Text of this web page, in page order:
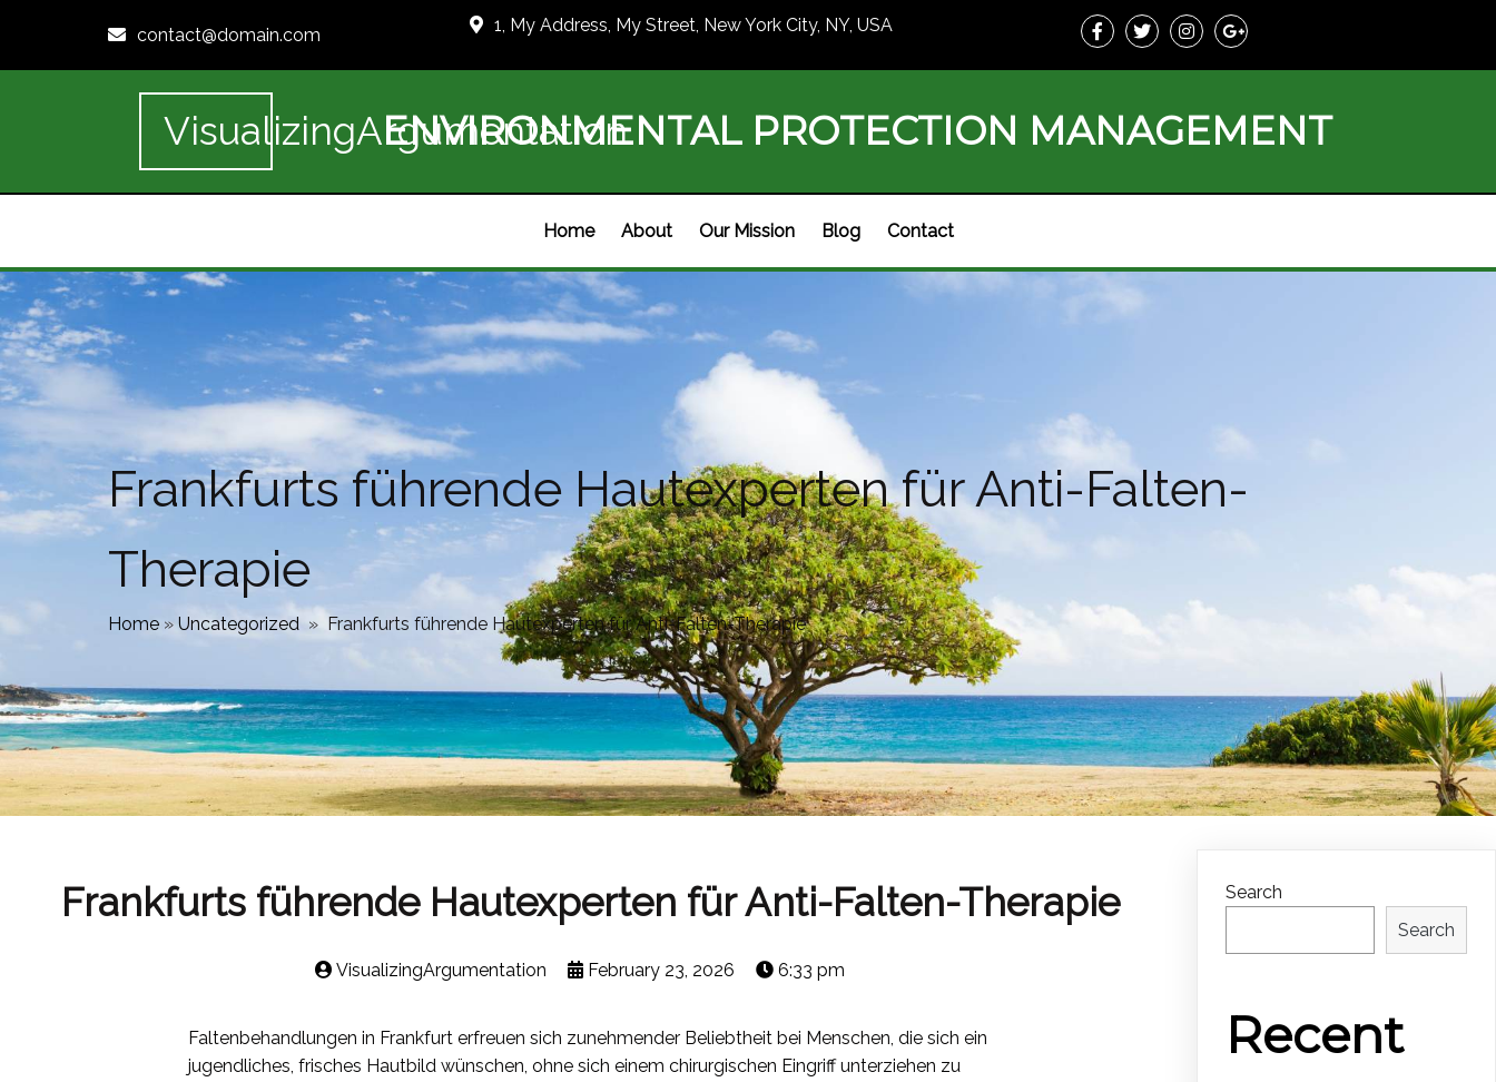
contact@domain.com 1, My Address, My Street, New York City, NY, USA
VisualizingArgumentation
ENVIRONMENTAL PROTECTION MANAGEMENT
Home About Our Mission Blog Contact
Frankfurts führende Hautexperten für Anti-Falten-
Therapie
Home » Uncategorized » Frankfurts führende Hautexperten für Anti-Falten-Therapie
Frankfurts führende Hautexperten für Anti-Falten-Therapie
VisualizingArgumentation February 23, 2026 6:33 pm
Faltenbehandlungen in Frankfurt erfreuen sich zunehmender Beliebtheit bei Menschen, die sich ein
jugendliches, frisches Hautbild wünschen, ohne sich einem chirurgischen Eingriff unterziehen zu
Search
Search
Recent